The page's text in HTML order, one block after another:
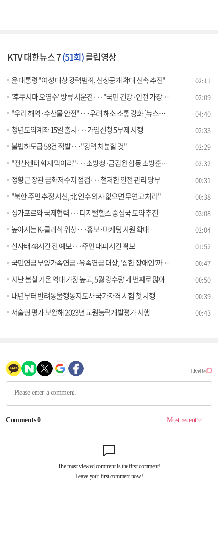
KTV 대한뉴스 7(51회)클립영상
윤 대통령 "여성 대상 강력범죄, 신상공개 확대 신속 추진" 02:11
'후쿠시마 오염수' 방류 시운전···"국민 건강·안전 가장 중요" 02:09
"우리 해역·수산물 안전"···우려 해소 소통 강화 [뉴스의 맥] 04:40
청년도약계좌 15일 출시···가입신청 5부제 시행 02:33
불법하도급 58건 적발···"강력 처분할 것" 02:29
"전산센터 화재 막아라"···소방청·금감원 합동 소방훈련 [정책현장+] 02:32
정황근 장관 금화저수지 점검···철저한 안전 관리 당부 00:31
"북한 주민 추정 시신, 北 인수 의사 없으면 무연고 처리" 00:38
싱가포르와 국제협력···디지털헬스 중심국 도약 추진 03:08
높아지는 K-클래식 위상···홍보·마케팅 지원 확대 02:04
산사태 48시간 전 예보···주민 대피 시간 확보 01:52
국민연금 부양가족연금·유족연금 대상, '심한 장애인'까지 확대 00:47
지난 봄철 기온 역대 가장 높고, 5월 강수량 세 번째로 많아 00:50
내년부터 반려동물행동지도사 국가자격 시험 첫 시행 00:39
서술형 평가 보완해 2023년 교원능력개발평가 시행 00:43